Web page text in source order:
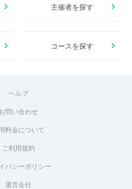
主催者を探す
コースを探す
ヘルプ
問い合わせ
料金について
ご利用規約
バシーポリシー
運営会社